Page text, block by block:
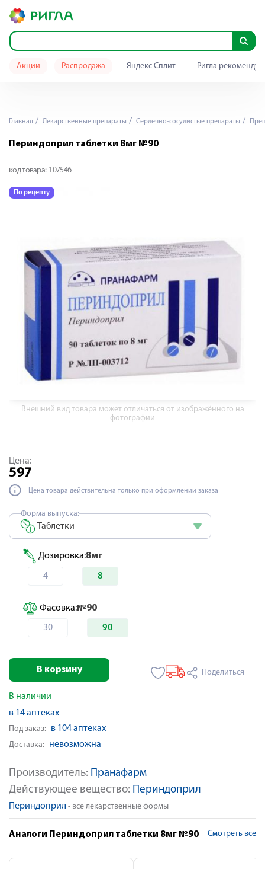
Акции Распродажа Яндекс Сплит Ригла
Главная Лекарственные препараты Сердечно-сосудистые препараты
Периндоприл таблетки 8мг №90
код товара: 107546
По рецепту
Внешний вид товара может отличаться от изображённого на
фотографии
Производитель: Пранафарм
Действующее вещество: Периндоприл
Периндоприл - все лекарственные формы
Цена:
597
Цена товара действительна только при оформлении заказа
Форма выпуска:
Таблетки
Дозировка:8мг
4 8
Фасовка:№90
30 90
В корзину Поделиться
В наличии
в 14 аптеках
Под заказ: в 104 аптеках
Доставка: невозможна
Аналоги Периндоприл таблетки 8мг №90 Смотреть все